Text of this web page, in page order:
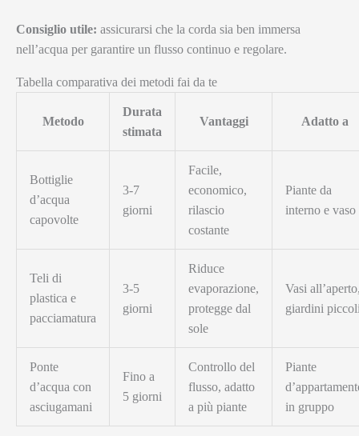
Consiglio utile: assicurarsi che la corda sia ben immersa
nell’acqua per garantire un flusso continuo e regolare.
Tabella comparativa dei metodi fai da te
Metodo
Durata
stimata
Vantaggi Adatto a
Bottiglie
d’acqua
capovolte
3-7
giorni
Facile,
economico,
rilascio
costante
Piante da
interno e vaso
Teli di
plastica e
pacciamatura
3-5
giorni
Riduce
evaporazione,
protegge dal
sole
Vasi
giardini
Ponte
d’acqua con
asciugamani
Fino a
5 giorni
Controllo del
flusso, adatto
a più piante
Piante
in gruppo